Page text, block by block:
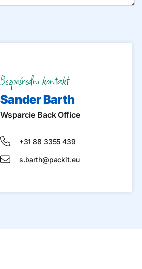
Bezpośredni kontakt
Sander Barth
Wsparcie Back Office
+31 88 3355 439
s.barth@packit.eu